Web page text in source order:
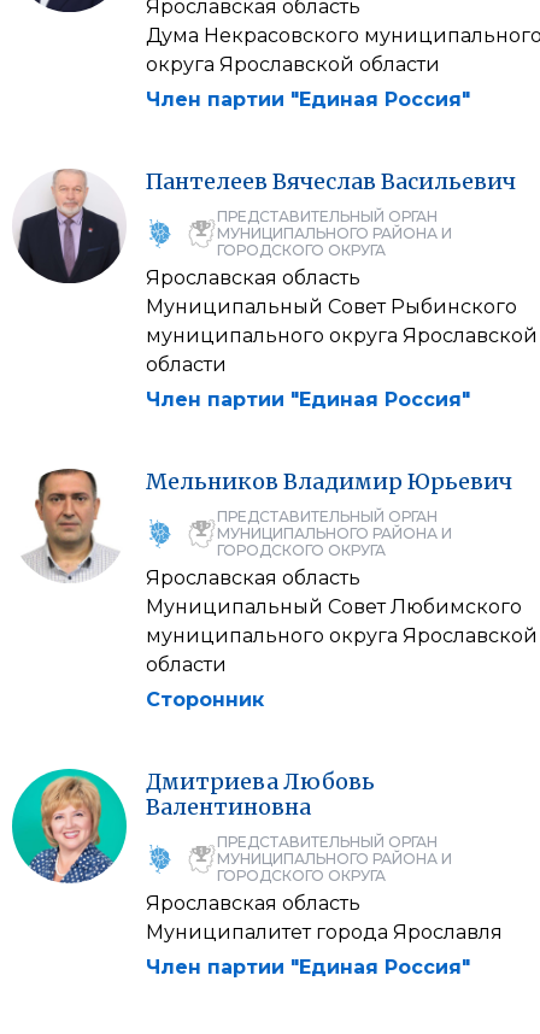
Ярославская область
Дума Некрасовского
округа Ярославской области
Член партии "Единая Россия"
Пантелеев Вячеслав Васильевич
ПРЕДСТАВИТЕЛЬНЫЙ ОРГАН
МУНИЦИПАЛЬНОГО РАЙОНА И
ГОРОДСКОГО ОКРУГА
Ярославская область
Муниципальный Совет Рыбинского
муниципального округа Ярославской
области
Член партии "Единая Россия"
Мельников Владимир Юрьевич
ПРЕДСТАВИТЕЛЬНЫЙ ОРГАН
МУНИЦИПАЛЬНОГО РАЙОНА И
ГОРОДСКОГО ОКРУГА
Ярославская область
Муниципальный Совет Любимского
муниципального округа Ярославской
области
Сторонник
ДмитриеваЛюбовь
Валентиновна
ПРЕДСТАВИТЕЛЬНЫЙ ОРГАН
МУНИЦИПАЛЬНОГО РАЙОНА И
ГОРОДСКОГО ОКРУГА
Ярославская область
Муниципалитет города Ярославля
Член партии "Единая Россия"